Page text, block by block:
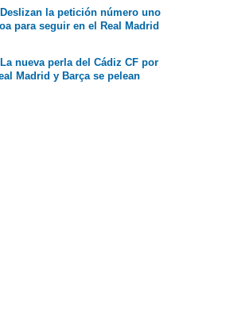
Deslizan la petición número uno
para seguir en el Real Madrid
La nueva perla del Cádiz CF por
Madrid y Barça se pelean